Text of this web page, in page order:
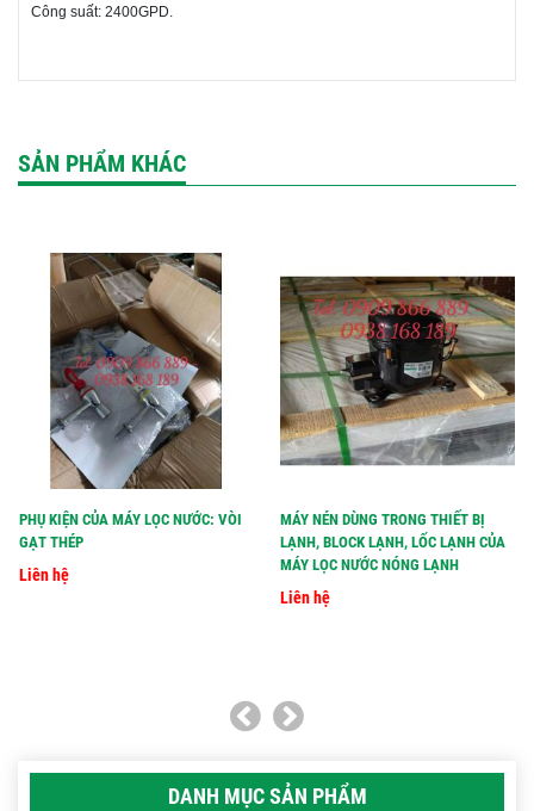
Công suất: 2400GPD.
SẢN PHẨM KHÁC
PHỤ KIỆN CỦA MÁY LỌC NƯỚC: VÒI
GẠT THÉP
Liên hệ
MÁY NÉN DÙNG TRONG THIẾT BỊ
LẠNH, BLOCK LẠNH, LỐC LẠNH CỦA
MÁY LỌC NƯỚC NÓNG LẠNH
Liên hệ
DANH MỤC SẢN PHẨM